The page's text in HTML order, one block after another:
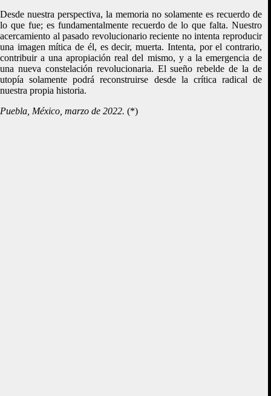
Desde nuestra perspectiva, la memoria no solamente es recuerdo de
lo que fue; es fundamentalmente recuerdo de lo que falta. Nuestro
acercamiento al pasado revolucionario reciente no intenta reproducir
una imagen mítica de él, es decir, muerta. Intenta, por el contrario,
contribuir a una apropiación real del mismo, y a la emergencia de
una nueva constelación revolucionaria. El sueño rebelde de la de
utopía solamente podrá reconstruirse desde la crítica radical de
nuestra propia historia.
Puebla, México, marzo de 2022. (*)